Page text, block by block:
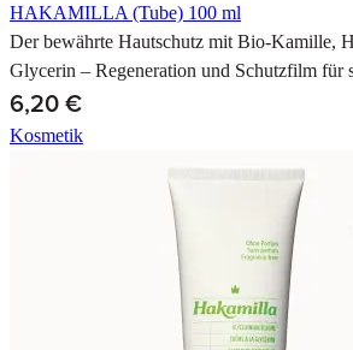
HAKAMILLA (Tube) 100 ml
Der bewährte Hautschutz mit Bio-Kamille,
Glycerin – Regeneration und Schutzfilm für
6,20 €
Kosmetik